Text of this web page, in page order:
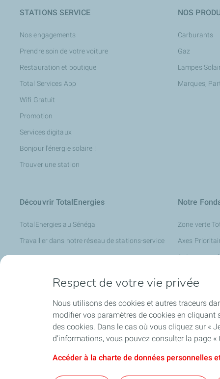
STATIONS SERVICE
Nos engagements
Prendre soin de votre voiture
Restauration et boutique
Total Services App
Wifi Gratuit
Promotion
Services digitaux
Bonjour l'énergie solaire !
Trouver une station
NOS
Carburants
Gaz
Lampes
Marques,
Découvrir TotalEnergies
TotalEnergies au Sénégal
Travailler dans notre réseau de stations-service
Notre
Zone verte
Axes
Autres axes
(CERE)
Respect de votre vie privée
Nous utilisons des cookies et autres traceurs
modifier vos paramètres de cookies en cliquant
des cookies. Dans le cas où vous cliquez sur «
d’informations, vous pouvez consulter la page
Accéder à la charte de données personnelles